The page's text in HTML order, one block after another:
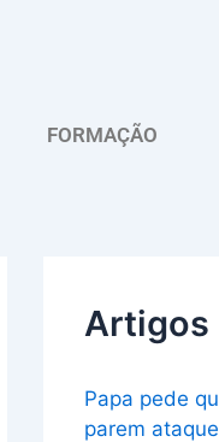
FORMAÇÃO
Artigos
Papa pede
parem
u